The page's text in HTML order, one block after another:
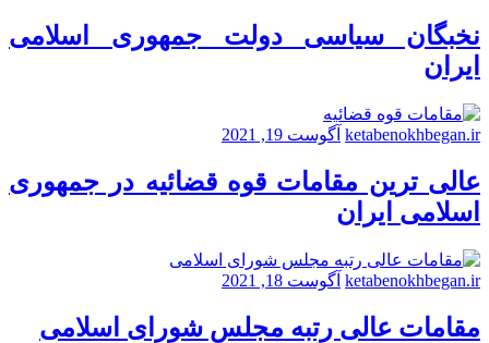
نخبگان سیاسی دولت جمهوری اسلامی
ایران
ketabenokhbegan.ir آگوست 19, 2021
عالی ترین مقامات قوه قضائیه در جمهوری
اسلامی ایران
ketabenokhbegan.ir آگوست 18, 2021
مقامات عالی رتبه مجلس شورای اسلامی